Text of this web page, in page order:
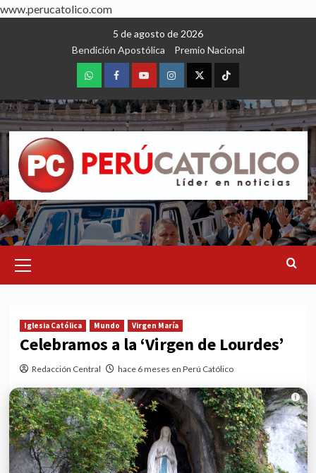
www.perucatolico.com
5 de agosto de 2026
Bendición Apostólica
Premio Nacional
WhatsAppFacebookYoutubeInstagram
X TikTok
Menu
Iglesia Católica Mundo Virgen María
Celebramos a la ‘Virgen de Lourdes’
Redacción Central hace 6 meses en Perú Católico